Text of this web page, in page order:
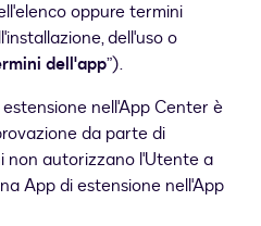
oppure termini
dell'uso o
dell'app”).
nell'App Center è
da parte di
non autorizzano l'Utente a
App di estensione nell'App